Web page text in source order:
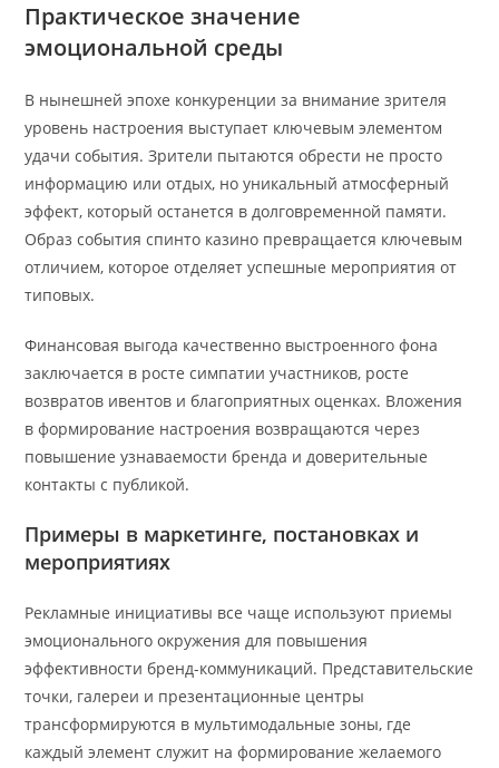
Практическое значение
эмоциональной среды
В нынешней эпохе конкуренции за внимание зрителя
уровень настроения выступает ключевым элементом
удачи события. Зрители пытаются обрести не просто
информацию или отдых, но уникальный атмосферный
эффект, который останется в долговременной памяти.
Образ события спинто казино превращается ключевым
отличием, которое отделяет успешные мероприятия от
типовых.
Финансовая выгода качественно выстроенного фона
заключается в росте симпатии участников, росте
возвратов ивентов и благоприятных оценках. Вложения
в формирование настроения возвращаются через
повышение узнаваемости бренда и доверительные
контакты с публикой.
Примеры в маркетинге, постановках и
мероприятиях
Рекламные инициативы все чаще используют приемы
эмоционального окружения для повышения
эффективности бренд-коммуникаций. Представительские
точки, галереи и презентационные центры
трансформируются в мультимодальные зоны, где
каждый элемент служит на формирование желаемого